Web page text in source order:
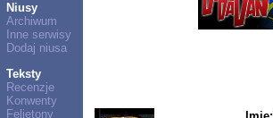
Niusy
Archiwum
Inne serwisy
Dodaj niusa
Teksty
Recenzje
Konwenty
Felietony